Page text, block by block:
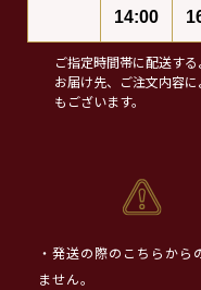
14:00
ご指定時間帯に配送する
お届け先、ご注文内容
もございます。
・発送の際のこちらから
ません。